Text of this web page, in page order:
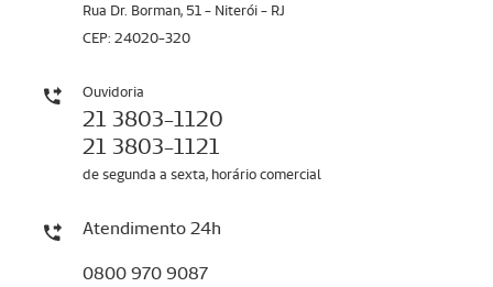
Rua Dr. Borman, 51 - Niterói - RJ
CEP: 24020-320
Ouvidoria
21 3803-1120
21 3803-1121
de segunda a sexta, horário comercial
Atendimento 24h
0800 970 9087